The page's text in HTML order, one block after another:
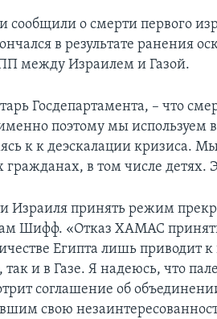
сообщили о смерти первого
в результате ранения
между Израилем и Газой.
Госдепартамента, – что
поэтому мы используем
к к деэскалации кризиса.
в том числе детях.
Израиля принять режим
Шифф. «Отказ ХАМАС
Египта лишь приводит
и в Газе. Я надеюсь, что
соглашение об
свою